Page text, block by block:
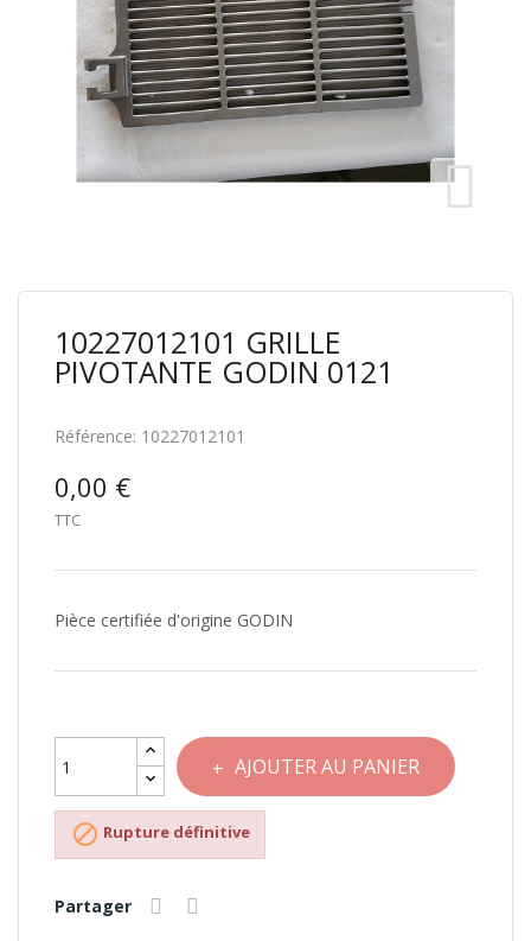
10227012101 GRILLE
PIVOTANTE GODIN 0121
Référence: 10227012101
0,00 €
TTC
Pièce certifiée d'origine GODIN
AJOUTER AU PANIER
 Rupture définitive
Partager